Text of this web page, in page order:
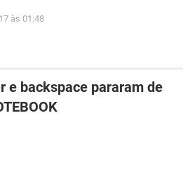
às 01:48
e backspace pararam de